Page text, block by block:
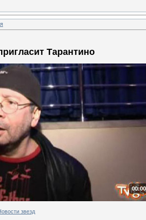
Тарантино
звезд